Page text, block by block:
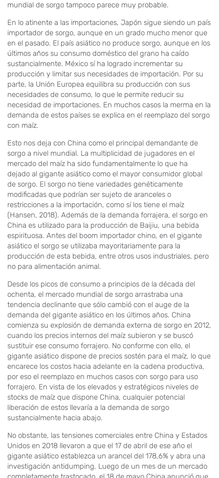
mundial de sorgo tampoco parece muy probable.
En lo atinente a las importaciones, Japón sigue siendo un país
importador de sorgo, aunque en un grado mucho menor que
en el pasado. El país asiático no produce sorgo, aunque en los
últimos años su consumo doméstico del grano ha caído
sustancialmente. México sí ha logrado incrementar su
producción y limitar sus necesidades de importación. Por su
parte, la Unión Europea equilibra su producción con sus
necesidades de consumo, lo que le permite reducir su
necesidad de importaciones. En muchos casos la merma en la
demanda de estos países se explica en el reemplazo del sorgo
con maíz.
Esto nos deja con China como el principal demandante de
sorgo a nivel mundial. La multiplicidad de jugadores en el
mercado del maíz ha sido fundamentalmente lo que ha
dejado al gigante asiático como el mayor consumidor global
de sorgo. El sorgo no tiene variedades genéticamente
modificadas que podrían ser sujeto de aranceles o
restricciones a la importación, como sí los tiene el maíz
(Hansen, 2018). Además de la demanda forrajera, el sorgo en
China es utilizado para la producción de Baijiu, una bebida
espirituosa. Antes del boom importador chino, en el gigante
asiático el sorgo se utilizaba mayoritariamente para la
producción de esta bebida, entre otros usos industriales, pero
no para alimentación animal.
Desde los picos de consumo a principios de la década del
ochenta, el mercado mundial de sorgo arrastraba una
tendencia declinante que sólo cambió con el auge de la
demanda del gigante asiático en los últimos años. China
comienza su explosión de demanda externa de sorgo en 2012,
cuando los precios internos del maíz subieron y se buscó
sustituir ese consumo forrajero. No conforme con ello, el
gigante asiático dispone de precios sostén para el maíz, lo que
encarece los costos hacia adelante en la cadena productiva,
por eso el reemplazo en muchos casos con sorgo para uso
forrajero. En vista de los elevados y estratégicos niveles de
stocks de maíz que dispone China, cualquier potencial
liberación de estos llevaría a la demanda de sorgo
sustancialmente hacia abajo.
No obstante, las tensiones comerciales entre China y Estados
Unidos en 2018 llevaron a que el 17 de abril de ese año el
gigante asiático establezca un arancel del 178,6% y abra una
investigación antidumping. Luego de un mes de un mercado